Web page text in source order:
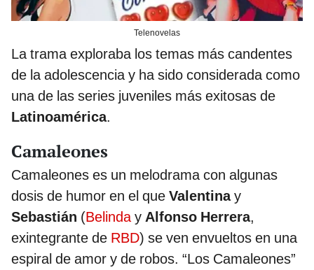
Telenovelas
La trama exploraba los temas más candentes
de la adolescencia y ha sido considerada como
una de las series juveniles más exitosas de
Latinoamérica.
Camaleones
Camaleones es un melodrama con algunas
dosis de humor en el que Valentinay
Sebastián (Belinday Alfonso Herrera,
exintegrante de RBD) se ven envueltos en una
espiral de amor y de robos. “Los Camaleones”